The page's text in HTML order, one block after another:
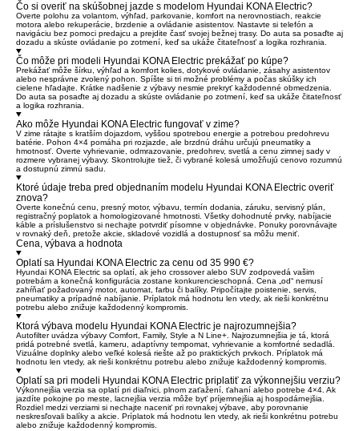
Čo si overiť na skúšobnej jazde s modelom Hyundai KONA Electric?
Overte polohu za volantom, výhľad, parkovanie, komfort na nerovnostiach, reakcie
motora alebo rekuperácie, brzdenie a ovládanie asistentov. Nastavte si telefón a
navigáciu bez pomoci predajcu a prejdite časť svojej bežnej trasy. Do auta sa posaďte aj
dozadu a skúste ovládanie po zotmení, keď sa ukáže čitateľnosť a logika rozhrania.
Čo môže pri modeli Hyundai KONA Electric prekážať po kúpe?
Prekážať môže šírku, výhľad a komfort kolies, dotykové ovládanie, zásahy asistentov
alebo nesprávne zvolený pohon. Spíšte si tri možné problémy a počas skúšky ich
cielene hľadajte. Krátke nadšenie z výbavy nesmie prekryť každodenné obmedzenia.
Do auta sa posaďte aj dozadu a skúste ovládanie po zotmení, keď sa ukáže čitateľnosť
a logika rozhrania.
Ako môže Hyundai KONA Electric fungovať v zime?
V zime rátajte s kratším dojazdom, vyššou spotrebou energie a potrebou predohrevu
batérie. Pohon 4×4 pomáha pri rozjazde, ale brzdnú dráhu určujú pneumatiky a
hmotnosť. Overte vyhrievanie, odmrazovanie, predohrev, svetlá a cenu zimnej sady v
rozmere vybranej výbavy. Skontrolujte tiež, či vybrané kolesá umožňujú cenovo rozumnú
a dostupnú zimnú sadu.
Ktoré údaje treba pred objednaním modelu Hyundai KONA Electric overiť
znova?
Overte konečnú cenu, presný motor, výbavu, termín dodania, záruku, servisný plán,
registračný poplatok a homologizované hmotnosti. Všetky dohodnuté prvky, nabíjacie
káble a príslušenstvo si nechajte potvrdiť písomne v objednávke. Ponuky porovnávajte
v rovnaký deň, pretože akcie, skladové vozidlá a dostupnosť sa môžu meniť.
Cena, výbava a hodnota
Oplatí sa Hyundai KONA Electric za cenu od 35 990 €?
Hyundai KONA Electric sa oplatí, ak jeho crossover alebo SUV zodpovedá vašim
potrebám a konečná konfigurácia zostane konkurencieschopná. Cena „od“ nemusí
zahŕňať požadovaný motor, automat, farbu či balíky. Pripočítajte poistenie, servis,
pneumatiky a prípadné nabíjanie. Príplatok má hodnotu len vtedy, ak rieši konkrétnu
potrebu alebo znižuje každodenný kompromis.
Ktorá výbava modelu Hyundai KONA Electric je najrozumnejšia?
Autofilter uvádza výbavy Comfort, Family, Style a N Line+. Najrozumnejšia je tá, ktorá
pridá potrebné svetlá, kameru, adaptívny tempomat, vyhrievanie a komfortné sedadlá.
Vizuálne doplnky alebo veľké kolesá riešte až po praktických prvkoch. Príplatok má
hodnotu len vtedy, ak rieši konkrétnu potrebu alebo znižuje každodenný kompromis.
Oplatí sa pri modeli Hyundai KONA Electric priplatiť za výkonnejšiu verziu?
Výkonnejšia verzia sa oplatí pri diaľnici, plnom zaťažení, ťahaní alebo potrebe 4×4. Ak
jazdíte pokojne po meste, lacnejšia verzia môže byť príjemnejšia aj hospodárnejšia.
Rozdiel medzi verziami si nechajte naceniť pri rovnakej výbave, aby porovnanie
neskresľovali balíky a akcie. Príplatok má hodnotu len vtedy, ak rieši konkrétnu potrebu
alebo znižuje každodenný kompromis.